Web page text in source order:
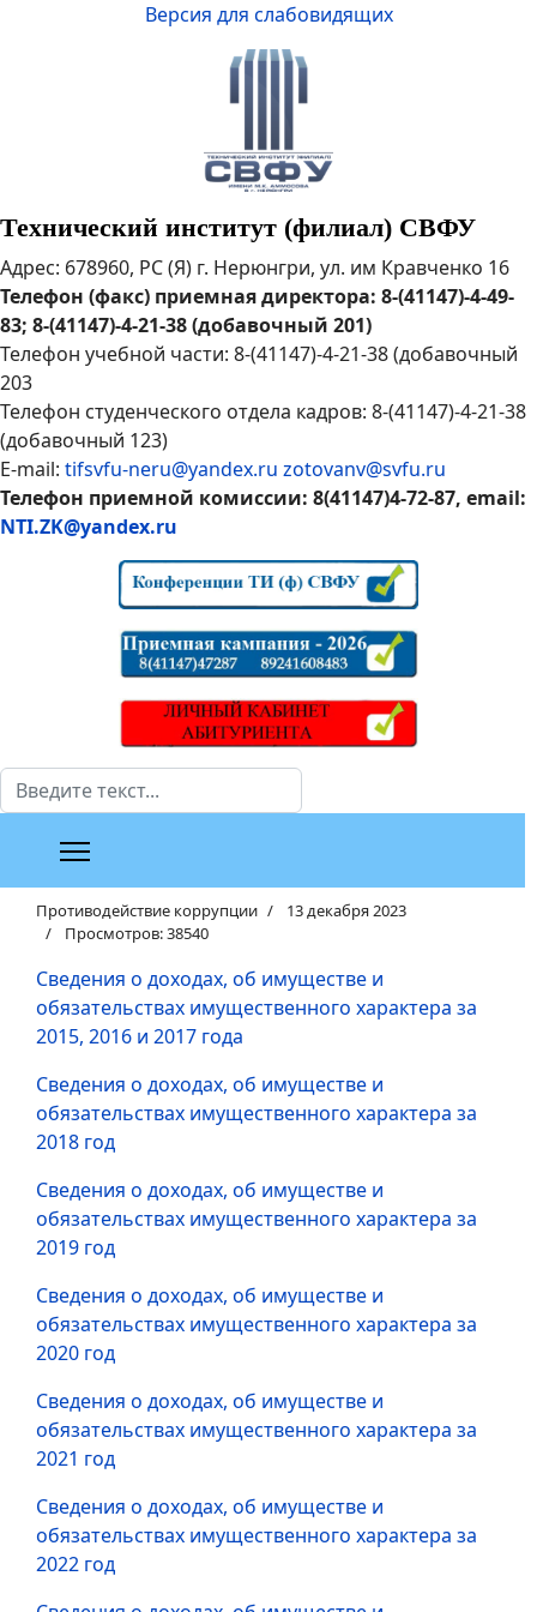
Версия для слабовидящих
Технический институт (филиал) СВФУ
Адрес: 678960, РС (Я) г. Нерюнгри, ул. им Кравченко 16
Телефон (факс) приемная директора: 8-(41147)-4-49-
83; 8-(41147)-4-21-38 (добавочный 201)
Телефон учебной части: 8-(41147)-4-21-38 (добавочный
203
Телефон студенческого отдела кадров: 8-(41147)-4-21-38
(добавочный 123)
E-mail: tifsvfu-neru@yandex.ru zotovanv@svfu.ru
Телефон приемной комиссии: 8(41147)4-72-87, email:
NTI.ZK@yandex.ru
Поиск
Противодействие коррупции
13 декабря 2023
Просмотров: 38540
Сведения о доходах, об имуществе и
обязательствах имущественного характера за
2015, 2016 и 2017 года
Сведения о доходах, об имуществе и
обязательствах имущественного характера за
2018 год
Сведения о доходах, об имуществе и
обязательствах имущественного характера за
2019 год
Сведения о доходах, об имуществе и
обязательствах имущественного характера за
2020 год
Сведения о доходах, об имуществе и
обязательствах имущественного характера за
2021 год
Сведения о доходах, об имуществе и
обязательствах имущественного характера за
2022 год